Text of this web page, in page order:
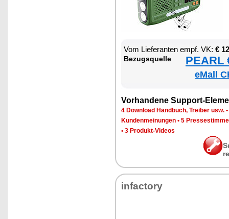
Vom Lie­fe­ran­ten empf. VK: €
Be­zugs­quel­le PEARL
eMall
Vor­han­de­ne Sup­port-
4 Down­load Hand­buch, Trei­ber usw. •
Kun­den­mei­nun­gen • 5
• 3 Pro­dukt-Vi­de­os
in­fac­to­ry